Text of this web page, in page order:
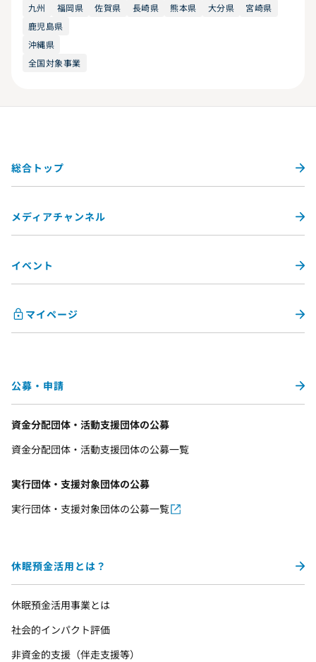
九州
福岡県 佐賀県 長崎県 熊本県 大分県
宮崎県
鹿児島県
沖縄県
全国対象事業
総合トップ
メディアチャンネル
イベント
マイページ
公募・申請
資金分配団体・活動支援団体の公募
資金分配団体・活動支援団体の公募一覧
実行団体・支援対象団体の公募
実行団体・支援対象団体の公募一覧
休眠預金活用とは？
休眠預金活用事業とは
社会的インパクト評価
非資金的支援（伴走支援等）